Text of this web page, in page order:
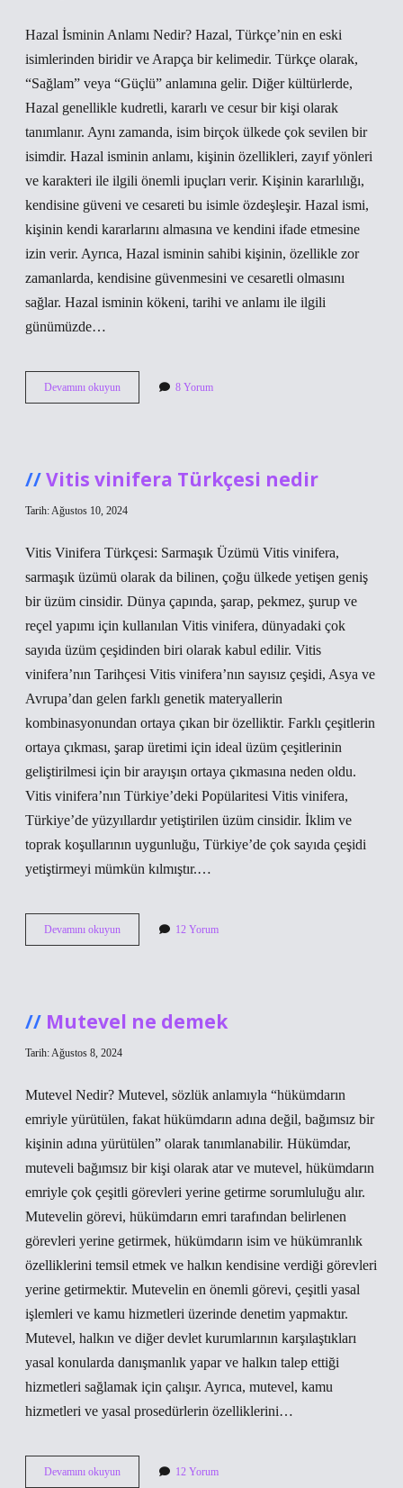
Hazal İsminin Anlamı Nedir? Hazal, Türkçe’nin en eski
isimlerinden biridir ve Arapça bir kelimedir. Türkçe olarak,
“Sağlam” veya “Güçlü” anlamına gelir. Diğer kültürlerde,
Hazal genellikle kudretli, kararlı ve cesur bir kişi olarak
tanımlanır. Aynı zamanda, isim birçok ülkede çok sevilen bir
isimdir. Hazal isminin anlamı, kişinin özellikleri, zayıf yönleri
ve karakteri ile ilgili önemli ipuçları verir. Kişinin kararlılığı,
kendisine güveni ve cesareti bu isimle özdeşleşir. Hazal ismi,
kişinin kendi kararlarını almasına ve kendini ifade etmesine
izin verir. Ayrıca, Hazal isminin sahibi kişinin, özellikle zor
zamanlarda, kendisine güvenmesini ve cesaretli olmasını
sağlar. Hazal isminin kökeni, tarihi ve anlamı ile ilgili
günümüzde…
Devamını okuyun
isminin
8 Yorum
Vitis vinifera Türkçesi nedir
Tarih: Ağustos 10, 2024
Vitis Vinifera Türkçesi: Sarmaşık Üzümü Vitis vinifera,
sarmaşık üzümü olarak da bilinen, çoğu ülkede yetişen geniş
bir üzüm cinsidir. Dünya çapında, şarap, pekmez, şurup ve
reçel yapımı için kullanılan Vitis vinifera, dünyadaki çok
sayıda üzüm çeşidinden biri olarak kabul edilir. Vitis
vinifera’nın Tarihçesi Vitis vinifera’nın sayısız çeşidi, Asya ve
Avrupa’dan gelen farklı genetik materyallerin
kombinasyonundan ortaya çıkan bir özelliktir. Farklı çeşitlerin
ortaya çıkması, şarap üretimi için ideal üzüm çeşitlerinin
geliştirilmesi için bir arayışın ortaya çıkmasına neden oldu.
Vitis vinifera’nın Türkiye’deki Popülaritesi Vitis vinifera,
Türkiye’de yüzyıllardır yetiştirilen üzüm cinsidir. İklim ve
toprak koşullarının uygunluğu, Türkiye’de çok sayıda çeşidi
yetiştirmeyi mümkün kılmıştır.…
Devamını okuyun
vinifera
12 Yorum
Mutevel ne demek
Tarih: Ağustos 8, 2024
Mutevel Nedir? Mutevel, sözlük anlamıyla “hükümdarın
emriyle yürütülen, fakat hükümdarın adına değil, bağımsız bir
kişinin adına yürütülen” olarak tanımlanabilir. Hükümdar,
muteveli bağımsız bir kişi olarak atar ve mutevel, hükümdarın
emriyle çok çeşitli görevleri yerine getirme sorumluluğu alır.
Mutevelin görevi, hükümdarın emri tarafından belirlenen
görevleri yerine getirmek, hükümdarın isim ve hükümranlık
özelliklerini temsil etmek ve halkın kendisine verdiği görevleri
yerine getirmektir. Mutevelin en önemli görevi, çeşitli yasal
işlemleri ve kamu hizmetleri üzerinde denetim yapmaktır.
Mutevel, halkın ve diğer devlet kurumlarının karşılaştıkları
yasal konularda danışmanlık yapar ve halkın talep ettiği
hizmetleri sağlamak için çalışır. Ayrıca, mutevel, kamu
hizmetleri ve yasal prosedürlerin özelliklerini…
Devamını okuyun 12 Yorum